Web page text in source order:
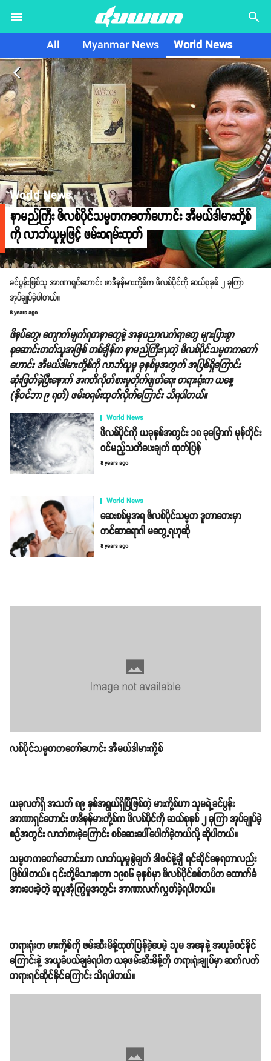
search
All Myanmar News World News
arrow_back_ios
World News
နာမည်ကြီး ဖိလစ်ပိုင်သမ္မတကတော်ဟောင်း အီမယ်ဒါမားကို့စ်
ကို လာဘ်ယူမှုဖြင့် ဖမ်းဝရမ်းထုတ်
ခင်ပွန်းဖြစ်သူ အာဏာရှင်ဟောင်း ဖာဒီနန်မားကို့စ်က ဖိလစ်ပိုင်ကို ဆယ်စုနှစ် ၂ ခုကြာ
အုပ်ချုပ်ခဲ့ပါတယ်။
8 years ago
ဖိနပ်တွေ၊ ကျောက်မျက်ရတနာတွေနဲ့ အနုပညာလက်ရာတွေ များပြားစွာ
စုဆောင်းတတ်သူအဖြစ် တစ်ချိန်က နာမည်ကြီးလှတဲ့ ဖိလစ်ပိုင်သမ္မတကတော်
ဟောင်း အီမယ်ဒါမားကို့စ်ကို လာဘ်ယူမှု ခုနစ်မှုအတွက် အပြစ်ရှိကြောင်း
ဆုံးဖြတ်ခဲ့ပြီးနောက် အဂတိလိုက်စားမှုတိုက်ဖျက်ရေး တရားရုံးက ယနေ့
(နိုဝင်ဘာ ၉ ရက်) ဖမ်းဝရမ်းထုတ်လိုက်ကြောင်း သိရပါတယ်။
World News
ဖိလစ်ပိုင်ကို ယခုနှစ်အတွင်း ၁၈ ခုမြောက် မုန်တိုင်း
ဝင်မည့်သတိပေးချက် ထုတ်ပြန်
8 years ago
World News
ဆေးစစ်မှုအရ ဖိလစ်ပိုင်သမ္မတ ဒူတာတေးမှာ
ကင်ဆာရောဂါ မတွေ့ရဟုဆို
8 years ago
လစ်ပိုင်သမ္မတကတော်ဟောင်း အီမယ်ဒါမားကို့စ်
ယခုလက်ရှိ အသက် ၈၉ နှစ်အရွယ်ရှိပြီဖြစ်တဲ့ မားကို့စ်ဟာ သူမရဲ့ခင်ပွန်း
အာဏာရှင်ဟောင်း ဖာဒီနန်မားကို့စ်က ဖိလစ်ပိုင်ကို ဆယ်စုနှစ် ၂ ခုကြာ အုပ်ချုပ်ခဲ့
စဉ်အတွင်း လာဘ်စားခဲ့ကြောင်း စစ်ဆေးပေါ်ပေါက်ခဲ့တယ်လို့ ဆိုပါတယ်။
သမ္မတကတော်ဟောင်းဟာ လာဘ်ယူမှုစွဲချက် ဒါဇင်နဲ့ချီ ရင်ဆိုင်နေရတာလည်း
ဖြစ်ပါတယ်။ ၎င်းတို့မိသားစုဟာ ၁၉၈၆ ခုနှစ်မှာ ဖိလစ်ပိုင်စစ်တပ်က ထောက်ခံ
အားပေးခဲ့တဲ့ ဆူပူအုံကြွမှုအတွင်း အာဏာလက်လွှတ်ခဲ့ရပါတယ်။
တရားရုံးက မားကို့စ်ကို ဖမ်းဆီးမိန့်ထုတ်ပြန်ခဲ့ပေမဲ့ သူမ အနေနဲ့ အယူခံဝင်နိုင်
ကြောင်းနဲ့ အယူခံပယ်ချခံရပါက ယခုဖမ်းဆီးမိန့်ကို တရားရုံးချုပ်မှာ ဆက်လက်
တရားရင်ဆိုင်နိုင်ကြောင်း သိရပါတယ်။